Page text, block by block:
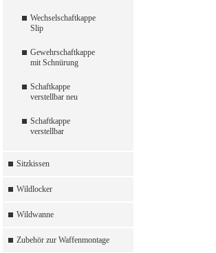
Wechselschaftkappe
Slip
Gewehrschaftkappe
mit Schnürung
Schaftkappe
verstellbar neu
Schaftkappe
verstellbar
Sitzkissen
Wildlocker
Wildwanne
Zubehör zur Waffenmontage